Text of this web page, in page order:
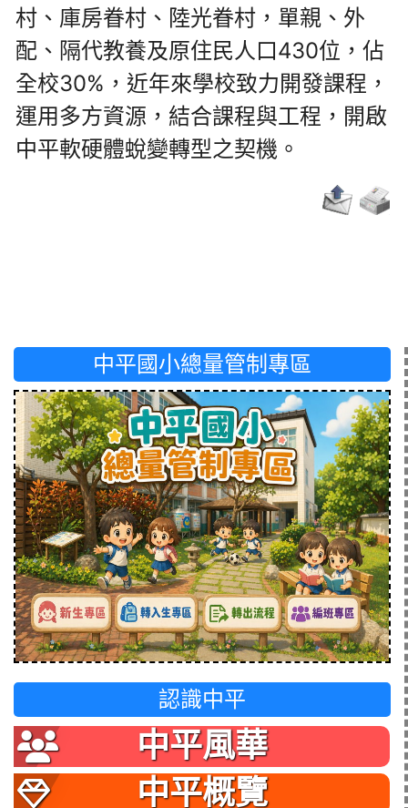
村、庫房眷村、陸光眷村，單親、外
配、隔代教養及原住民人口430位，佔
全校30%，近年來學校致力開發課程，
運用多方資源，結合課程與工程，開啟
中平軟硬體蛻變轉型之契機。
中平國小總量管制專區
認識中平
中平風華
中平概覽